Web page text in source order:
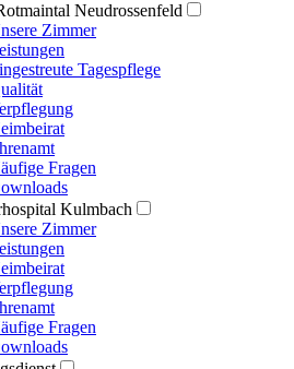
Neudrossenfeld
Zimmer
Tagespflege
Fragen
Kulmbach
Zimmer
Fragen